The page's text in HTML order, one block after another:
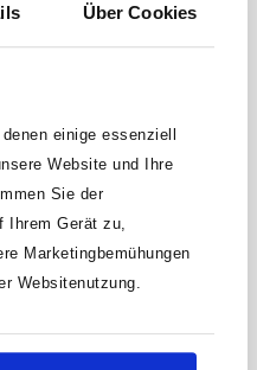
Über Cookies
einige essenziell
Website und Ihre
Sie der
Ihrem Gerät zu,
Marketingbemühungen
Websitenutzung.
250 mmNetto-Gewicht (kg):